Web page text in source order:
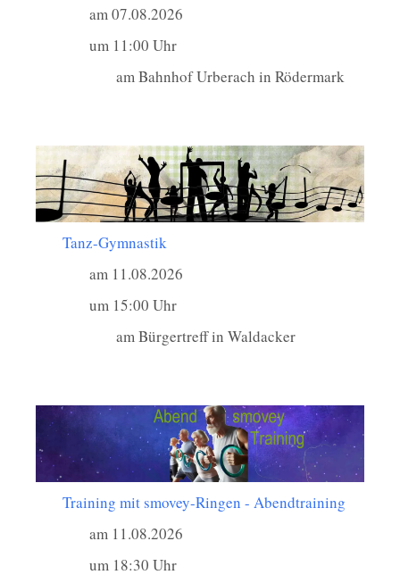
am 07.08.2026
um 11:00 Uhr
am Bahnhof Urberach in Rödermark
Tanz-Gymnastik
am 11.08.2026
um 15:00 Uhr
am Bürgertreff in Waldacker
Training mit smovey-Ringen - Abendtraining
am 11.08.2026
um 18:30 Uhr